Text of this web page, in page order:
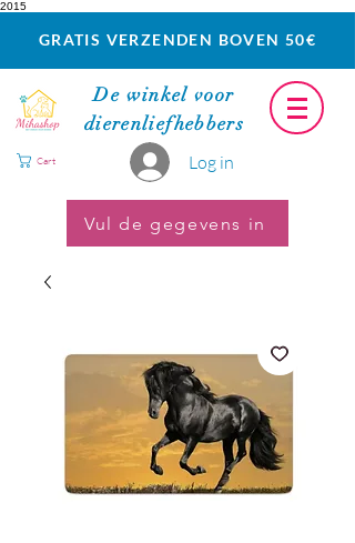
2015
GRATIS VERZENDEN BOVEN 50€
De winkel voor
dierenliefhebbers
Log in
Cart
Vul de gegevens in